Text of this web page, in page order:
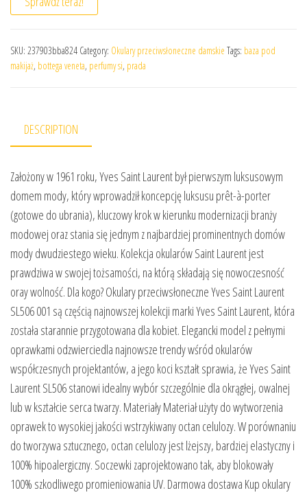
SKU: 237903bba824 Category: Okulary przeciwsłoneczne damskie Tags: baza pod
makijaż, bottega veneta, perfumy si, prada
DESCRIPTION
Założony w 1961 roku, Yves Saint Laurent był pierwszym luksusowym
domem mody, który wprowadził koncepcję luksusu prêt-à-porter
(gotowe do ubrania), kluczowy krok w kierunku modernizacji branży
modowej oraz stania się jednym z najbardziej prominentnych domów
mody dwudziestego wieku. Kolekcja okularów Saint Laurent jest
prawdziwa w swojej tożsamości, na którą składają się nowoczesność
oray wolność. Dla kogo? Okulary przeciwsłoneczne Yves Saint Laurent
SL506 001 są częścią najnowszej kolekcji marki Yves Saint Laurent, która
została starannie przygotowana dla kobiet. Elegancki model z pełnymi
oprawkami odzwierciedla najnowsze trendy wśród okularów
współczesnych projektantów, a jego koci kształt sprawia, że Yves Saint
Laurent SL506 stanowi idealny wybór szczególnie dla okrągłej, owalnej
lub w kształcie serca twarzy. Materiały Materiał użyty do wytworzenia
oprawek to wysokiej jakości wstrzykiwany octan celulozy. W porównaniu
do tworzywa sztucznego, octan celulozy jest lżejszy, bardziej elastyczny i
100% hipoalergiczny. Soczewki zaprojektowano tak, aby blokowały
100% szkodliwego promieniowania UV. Darmowa dostawa Kup okulary